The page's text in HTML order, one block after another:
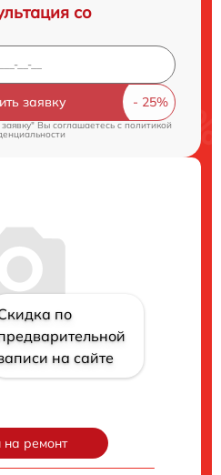
со
заявку
Вы соглашаетесь cполитикой
по
на сайте
ремонт